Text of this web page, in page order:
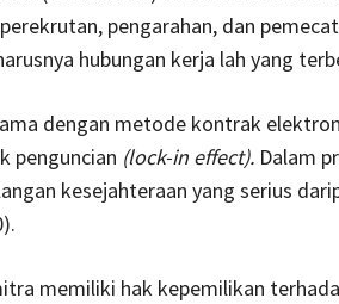
pengarahan, dan
hubungan kerja lah yang
dengan metode kontrak
penguncian (lock-in effect). Dalam
kesejahteraan yang serius
memiliki hak kepemilikan